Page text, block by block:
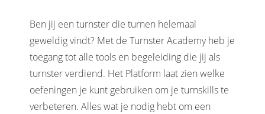
Ben jij een turnster die turnen helemaal
geweldig vindt? Met de Turnster Academy heb je
toegang tot alle tools en begeleiding die jij als
turnster verdiend. Het Platform laat zien welke
oefeningen je kunt gebruiken om je turnskills te
verbeteren. Alles wat je nodig hebt om een